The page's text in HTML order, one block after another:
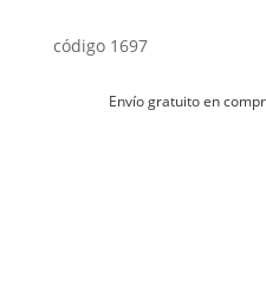
código 1697
Envío gratuito en